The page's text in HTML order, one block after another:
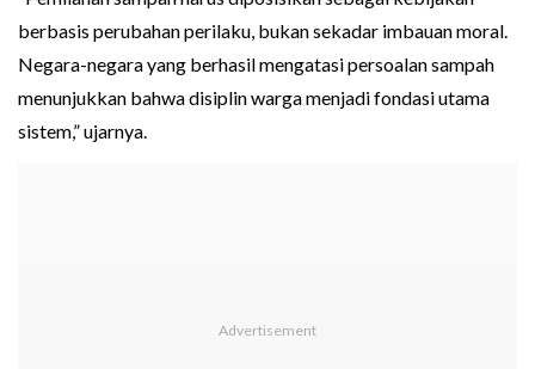
berbasis perubahan perilaku, bukan sekadar imbauan moral.
Negara-negara yang berhasil mengatasi persoalan sampah
menunjukkan bahwa disiplin warga menjadi fondasi utama
sistem,” ujarnya.